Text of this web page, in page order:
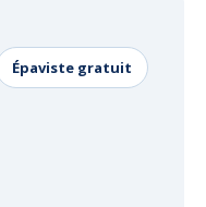
Épaviste gratuit